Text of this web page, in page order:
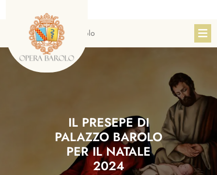
Sito Ufficiale Opera Barolo
IL PRESEPE DI
PALAZZO BAROLO
PER IL NATALE
2024